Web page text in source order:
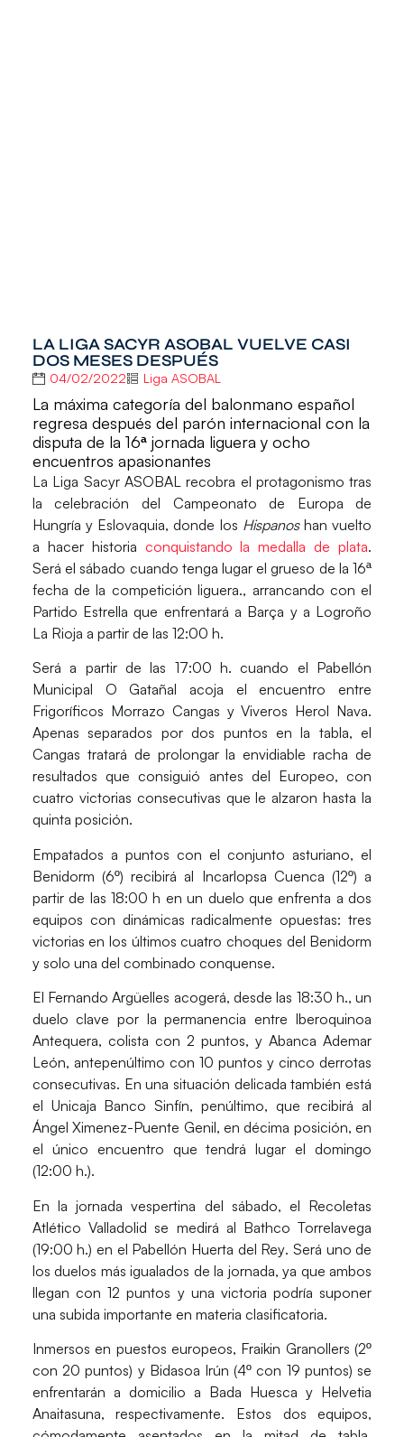
LA LIGA SACYR ASOBAL VUELVE CASI
DOS MESES DESPUÉS
04/02/2022 Liga ASOBAL
La máxima categoría del balonmano español
regresa después del parón internacional con la
disputa de la 16ª jornada liguera y ocho
encuentros apasionantes
La Liga Sacyr ASOBAL recobra el protagonismo tras
la celebración del Campeonato de Europa de
Hungría y Eslovaquia, donde los Hispanoshan vuelto
a hacer historia conquistando la medalla de plata.
Será el sábado cuando tenga lugar el grueso de la 16ª
fecha de la competición liguera., arrancando con el
Partido Estrella que enfrentará a Barça y a Logroño
La Rioja a partir de las 12:00 h.
Será a partir de las 17:00 h. cuando el Pabellón
Municipal O Gatañal acoja el encuentro entre
Frigoríficos Morrazo Cangas y Viveros Herol Nava.
Apenas separados por dos puntos en la tabla, el
Cangas tratará de prolongar la envidiable racha de
resultados que consiguió antes del Europeo, con
cuatro victorias consecutivas que le alzaron hasta la
quinta posición.
Empatados a puntos con el conjunto asturiano, el
Benidorm (6º) recibirá al Incarlopsa Cuenca (12º) a
partir de las 18:00 h en un duelo que enfrenta a dos
equipos con dinámicas radicalmente opuestas: tres
victorias en los últimos cuatro choques del Benidorm
y solo una del combinado conquense.
El Fernando Argüelles acogerá, desde las 18:30 h., un
duelo clave por la permanencia entre Iberoquinoa
Antequera, colista con 2 puntos, yAbanca Ademar
León, antepenúltimo con 10 puntos y cinco derrotas
consecutivas. En una situación delicada también está
el Unicaja Banco Sinfín, penúltimo, que recibirá al
Ángel Ximenez-Puente Genil, en décima posición, en
el único encuentro que tendrá lugar el domingo
(12:00 h.).
En la jornada vespertina del sábado, el Recoletas
Atlético Valladolid se medirá al Bathco Torrelavega
(19:00 h.) en el Pabellón Huerta del Rey. Será uno de
los duelos más igualados de la jornada, ya que ambos
llegan con 12 puntos y una victoria podría suponer
una subida importante en materia clasificatoria.
Inmersos en puestos europeos, Fraikin Granollers (2º
con 20 puntos) y Bidasoa Irún (4º con 19 puntos) se
enfrentarán a domicilio a Bada Huesca y Helvetia
Anaitasuna, respectivamente. Estos dos equipos,